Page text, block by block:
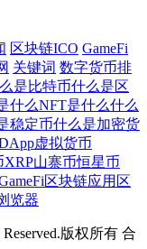
区块链ICO GameFi
关键词 数字货币排
是比特币什么是区
什么NFT是什么什么
稳定币什么是加密货
虚拟货币
XRP山寨币恒星币
区块链应用 区
览器
版权所有 合